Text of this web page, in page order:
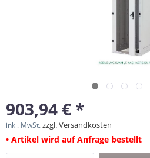
903,94 € *
inkl. MwSt.zzgl. Versandkosten
• Artikel wird auf Anfrage bestellt